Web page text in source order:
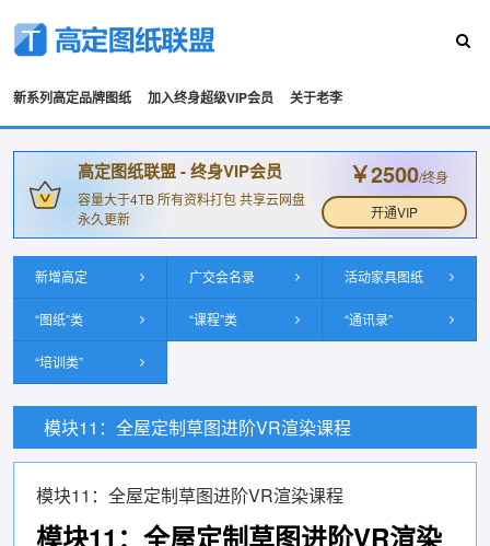
新系列高定品牌图纸 加入终身超级VIP会员 关于老李
高定图纸联盟 - 终身VIP会员
容量大于4TB 所有资料打包 共享云网盘
永久更新
￥2500/终身
开通VIP
新增高定 广交会名录 活动家具图纸
“图纸”类 “课程”类 “通讯录”
“培训类”
模块11：全屋定制草图进阶VR渲染课程
模块11：全屋定制草图进阶VR渲染课程
模块11：全屋定制草图进阶VR渲染